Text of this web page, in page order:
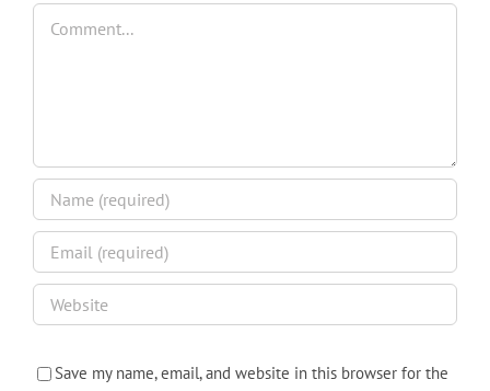
Save my name, email, and website in this browser for the